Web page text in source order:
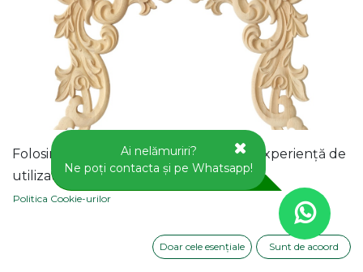
Folosim cookie-uri pentru a vă oferi o experiență de
utilizator mai bună pe acest site web.
Politica Cookie-urilor
Doar cele esențiale Sunt de acoord
Ai nelămuriri?
Ne poți contacta și pe Whatsapp!